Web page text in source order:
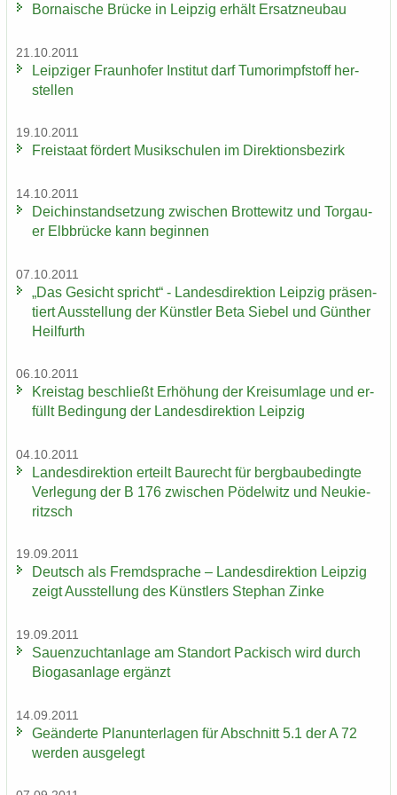
Bor­na­i­sche Brü­cke in Leip­zig er­hält Er­satz­neu­bau
21.10.2011
Leip­zi­ger Fraun­ho­fer In­sti­tut darf Tu­mor­impf­stoff her­
stel­len
19.10.2011
Frei­staat för­dert Mu­sik­schu­len im Di­rek­ti­ons­be­zirk
14.10.2011
Deich­in­stand­set­zung zwi­schen Brot­te­witz und Tor­gau­
er Elb­brü­cke kann be­gin­nen
07.10.2011
„Das Ge­sicht spricht“ - Lan­des­di­rek­ti­on Leip­zig prä­sen­
tiert Aus­stel­lung der Künst­ler Beta Sie­bel und Gün­ther
Heil­furth
06.10.2011
Kreis­tag be­schließt Er­hö­hung der Kreis­um­la­ge und er­
füllt Be­din­gung der Lan­des­di­rek­ti­on Leip­zig
04.10.2011
Lan­des­di­rek­ti­on er­teilt Bau­recht für berg­bau­be­ding­te
Ver­le­gung der B 176 zwi­schen Pö­del­witz und Neu­kie­
ritzsch
19.09.2011
Deutsch als Fremd­spra­che – Lan­des­di­rek­ti­on Leip­zig
zeigt Aus­stel­lung des Künst­lers Ste­phan Zinke
19.09.2011
Sauen­zucht­an­la­ge am Stand­ort Pa­ckisch wird durch
Bio­gas­an­la­ge er­gänzt
14.09.2011
Ge­än­der­te Plan­un­ter­la­gen für Ab­schnitt 5.1 der A 72
wer­den aus­ge­legt